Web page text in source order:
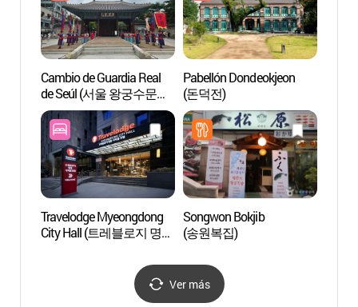
Cambio de Guardia Real
de Seúl (서울 왕궁수문장
교대의식)
Pabellón Dondeokjeon
(돈덕전)
Travelodge Myeongdong
City Hall (트레블로지 명동
Songwon Bokjib
(송원복집)
Ver más